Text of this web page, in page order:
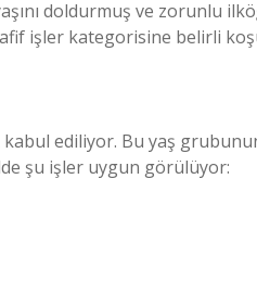
doldurmuş ve zorunlu
işler kategorisine belirli
ediliyor. Bu yaş grubunun
şu işler uygun görülüyor: